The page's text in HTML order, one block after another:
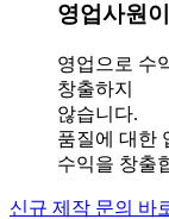
영업사원
영업으로 수
창출하지
않습니다.
품질에 대한
수익을 창출
신규 제작 문의 바